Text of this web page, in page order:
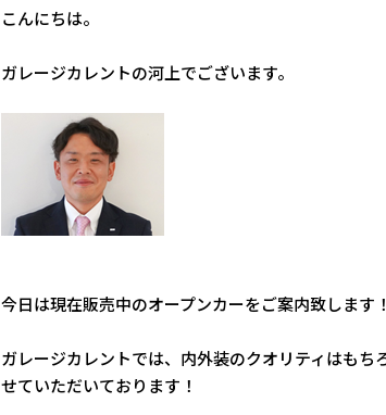
こんにちは。
ガレージカレントの河上でございます。
今日は現在販売中のオープンカーをご案内致します！
ガレージカレントでは、内外装のクオリティはも
せていただいております！